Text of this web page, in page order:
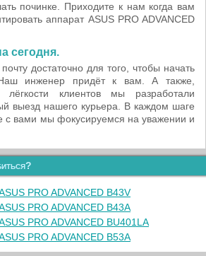
починке. Приходите к нам когда вам
аппарат ASUS PRO ADVANCED
сегодня.
достаточно для того, чтобы начать
инженер придёт к вам. А также,
лёгкости клиентов мы разработали
выезд нашего курьера. В каждом шаге
с вами мы фокусируемся на уважении и
PRO ADVANCED B43V
PRO ADVANCED B43A
PRO ADVANCED BU401LA
PRO ADVANCED B53A